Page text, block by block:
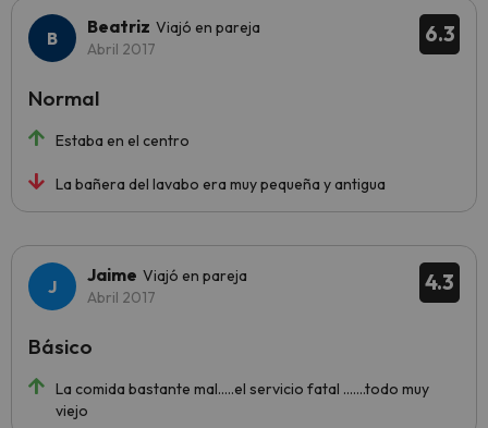
6.3
Beatriz Viajó en pareja
Abril 2017
Estaba en el centro
La bañera del lavabo era muy pequeña y antigua
Normal
4.3
Jaime Viajó en pareja
Abril 2017
La comida bastante mal.....el servicio fatal .......todo muy
viejo
Básico